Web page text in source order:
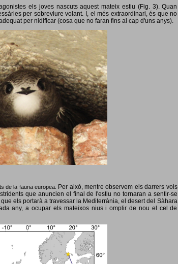
els joves nascuts aquest mateix estiu (Fig. 3). Quan
per sobreviure volant. I, el més extraordinari, és que no
per nidificar (cosa que no faran fins al cap d'uns anys).
de la fauna europea. Per això, mentre observem els darrers vols
que anuncien el final de l'estiu no tornaran a sentir-se
els portarà a travessar la Mediterrània, el desert del Sàhara
any, a ocupar els mateixos nius i omplir de nou el cel de